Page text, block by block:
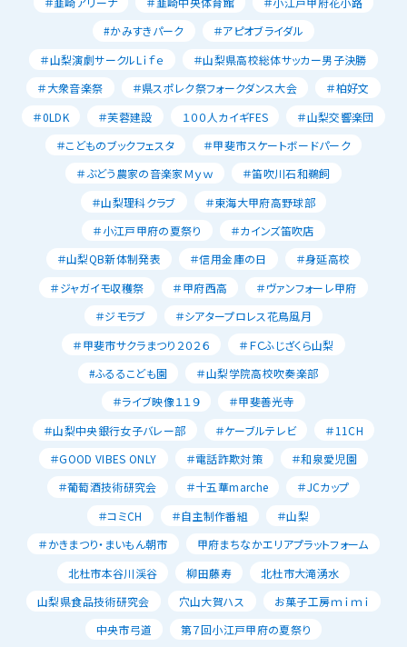
#かみすきパーク
＃アピオブライダル
＃山梨演劇サークルLｉｆｅ
＃山梨県高校総体サッカー男子決勝
＃大衆音楽祭
＃県スポレク祭フォークダンス大会
＃柏好文
＃0LDK
＃芙蓉建設 １００人カイギFES
＃山梨交響楽団
＃こどものブックフェスタ
＃甲斐市スケートボードパーク
＃ぶどう農家の音楽家Ｍｙｗ
＃笛吹川石和鵜飼
＃山梨理科クラブ
＃東海大甲府高野球部
＃小江戸甲府の夏祭り
＃カインズ笛吹店
＃山梨QB新体制発表
＃信用金庫の日
＃身延高校
＃ジャガイモ収穫祭
＃甲府西高
＃ヴァンフォーレ甲府
＃ジモラブ
＃シアタープロレス花鳥風月
＃甲斐市サクラまつり２０２６
＃ＦＣふじざくら山梨
#ふるるこども園
＃山梨学院高校吹奏楽部
＃ライブ映像１１９
＃甲斐善光寺
＃山梨中央銀行女子バレー部
＃ケーブルテレビ
＃11CH
＃GOOD VIBES ONLY
＃電話詐欺対策
＃和泉愛児園
＃葡萄酒技術研究会
＃十五華marche
＃JCカップ
＃コミCH
＃自主制作番組
＃山梨
＃かきまつり・まいもん朝市
甲府まちなかエリアプラットフォーム
北杜市本谷川渓谷
柳田藤寿
北杜市大滝湧水
山梨県食品技術研究会
穴山大賀ハス
お菓子工房ｍｉｍｉ
中央市弓道
第７回小江戸甲府の夏祭り